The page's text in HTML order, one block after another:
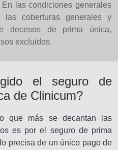
las condiciones generales
coberturas generales y
decesos de prima única,
excluidos.
el seguro de
de Clinicum?
que más se decantan las
es por el seguro de prima
precisa de un único pago de